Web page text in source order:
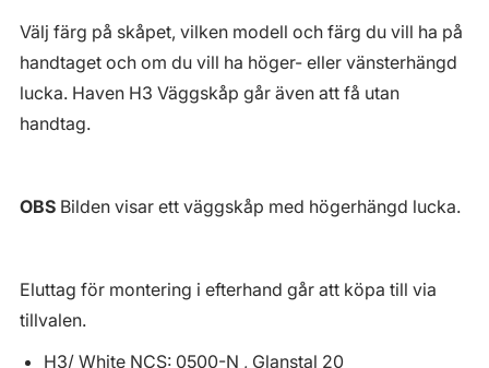
Välj färg på skåpet, vilken modell och färg du vill ha på
handtaget och om du vill ha höger- eller vänsterhängd
lucka. Haven H3 Väggskåp går även att få utan
handtag.
OBS Bilden visar ett väggskåp med högerhängd lucka.
Eluttag för montering i efterhand går att köpa till via
tillvalen.
H3/ White NCS: 0500-N , Glanstal 20